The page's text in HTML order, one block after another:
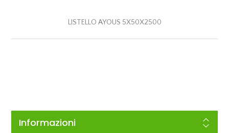
LISTELLO AYOUS 5X50X2500
Informazioni